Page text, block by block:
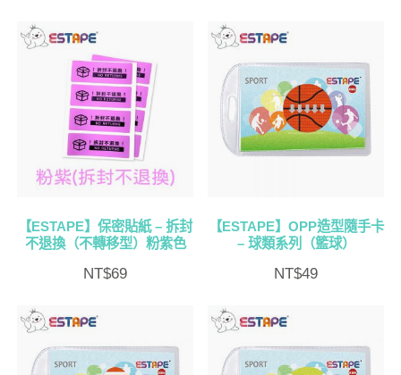
【ESTAPE】保密貼紙 – 拆封
不退換（不轉移型）粉紫色
NT$69
【ESTAPE】OPP造型隨手卡
– 球類系列（籃球）
NT$49